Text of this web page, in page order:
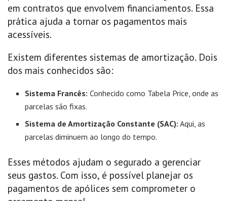
em contratos que envolvem financiamentos. Essa
prática ajuda a tornar os pagamentos mais
acessíveis.
Existem diferentes sistemas de amortização. Dois
dos mais conhecidos são:
Sistema Francês: Conhecido como Tabela Price, onde as
parcelas são fixas.
Sistema de Amortização Constante (SAC): Aqui, as
parcelas diminuem ao longo do tempo.
Esses métodos ajudam o segurado a gerenciar
seus gastos. Com isso, é possível planejar os
pagamentos de apólices sem comprometer o